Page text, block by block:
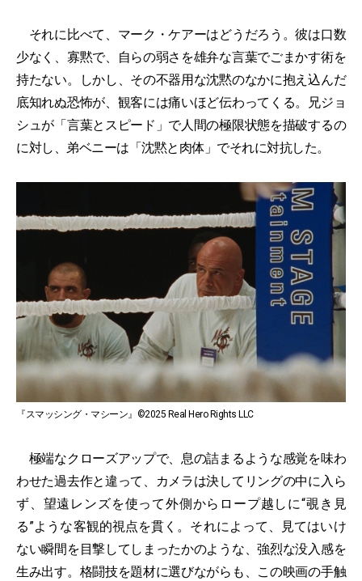
それに比べて、マーク・ケアーはどうだろう。彼は口数
少なく、寡黙で、自らの弱さを雄弁な言葉でごまかす術を
持たない。しかし、その不器用な沈黙のなかに抱え込んだ
底知れぬ恐怖が、観客には痛いほど伝わってくる。兄ジョ
シュが「言葉とスピード」で人間の極限状態を描破するの
に対し、弟ベニーは「沈黙と肉体」でそれに対抗した。
『スマッシング・マシーン』©2025 Real Hero Rights LLC
極端なクローズアップで、息の詰まるような感覚を味わ
わせた過去作と違って、カメラは決してリングの中に入ら
ず、望遠レンズを使って外側からロープ越しに“覗き見
る”ような客観的視点を貫く。それによって、見てはいけ
ない瞬間を目撃してしまったかのような、強烈な没入感を
生み出す。格闘技を題材に選びながらも、この映画の手触